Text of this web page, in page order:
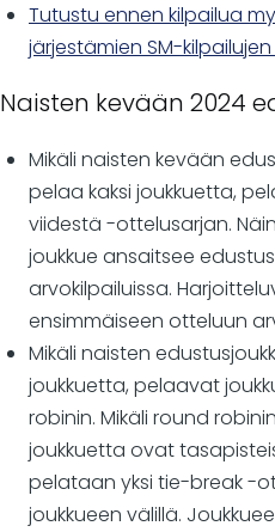
Tutustu ennen kilpailua
järjestämien SM-
Naisten kevään 2024
Mikäli naisten kevään
pelaa kaksi joukkuetta,
viidestä -ottelusarjan.
joukkue ansaitsee
arvokilpailuissa.
ensimmäiseen otteluun
Mikäli naisten
joukkuetta, pelaavat
robinin. Mikäli round
joukkuetta ovat
pelataan yksi tie-break -
joukkueen välillä.